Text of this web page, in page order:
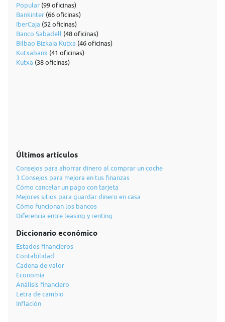
Popular (99 oficinas)
Bankinter (66 oficinas)
IberCaja (52 oficinas)
Banco Sabadell (48 oficinas)
Bilbao Bizkaia Kutxa (46 oficinas)
Kutxabank (41 oficinas)
Kutxa (38 oficinas)
Últimos artículos
Consejos para ahorrar dinero al comprar un coche
3 Consejos para mejora en tus finanzas
Cómo cancelar un pago con tarjeta
Mejores sitios para guardar dinero en casa
Cómo funcionan los bancos
Diferencia entre leasing y renting
Diccionario económico
Estados financieros
Contabilidad
Cadena de valor
Economía
Análisis financiero
Letra de cambio
Inflación